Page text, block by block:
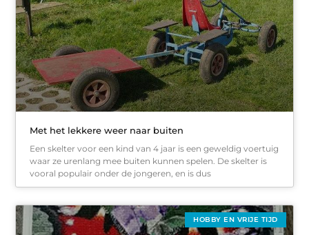
Met het lekkere weer naar buiten
Een skelter voor een kind van 4 jaar is een geweldig voertuig
waar ze urenlang mee buiten kunnen spelen. De skelter is
vooral populair onder de jongeren, en is dus
HOBBY EN VRIJE TIJD